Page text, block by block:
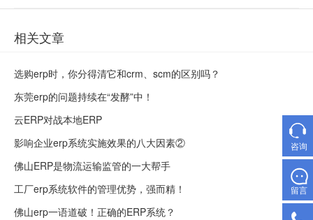
相关文章
选购erp时，你分得清它和crm、scm的区别吗？
东莞erp的问题持续在“发酵”中！
云ERP对战本地ERP
影响企业erp系统实施效果的八大因素②
佛山ERP是物流运输监管的一大帮手
工厂erp系统软件的管理优势，强而精！
佛山erp一语道破！正确的ERP系统？
咨询
留言